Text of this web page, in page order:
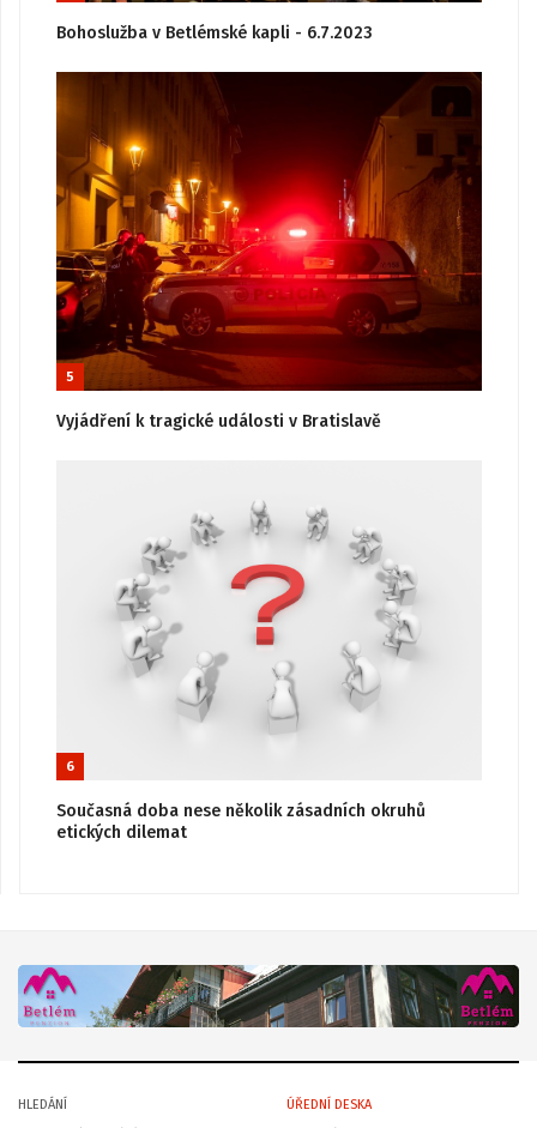
Bohoslužba v Betlémské kapli - 6.7.2023
5
Vyjádření k tragické události v Bratislavě
6
Současná doba nese několik zásadních okruhů
etických dilemat
HLEDÁNÍ ÚŘEDNÍ DESKA